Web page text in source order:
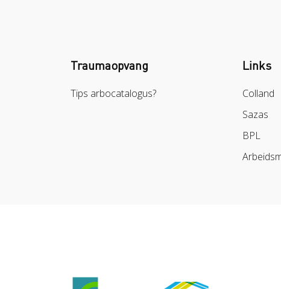
Traumaopvang
Tips arbocatalogus?
Links
Colland
Sazas
BPL